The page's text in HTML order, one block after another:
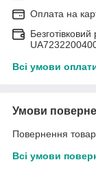
Оплата на
Всі умови
Умови
Повернення
Всі умови